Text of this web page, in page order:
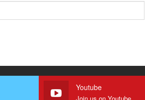
Youtube
Join us on Youtube